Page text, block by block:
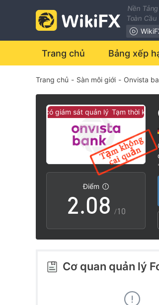
Nền
Toàn Cầu
Trang chủ Bảng xếp
Trang chủ - Sàn môi giới - Onvista
thời không có giám sát quản lý Tạm thời không
Điểm
0
1
2
3
4
.0
1
2
2
3
4
5
6
7
8
9
/10
|
|
Cơ quan quản lý